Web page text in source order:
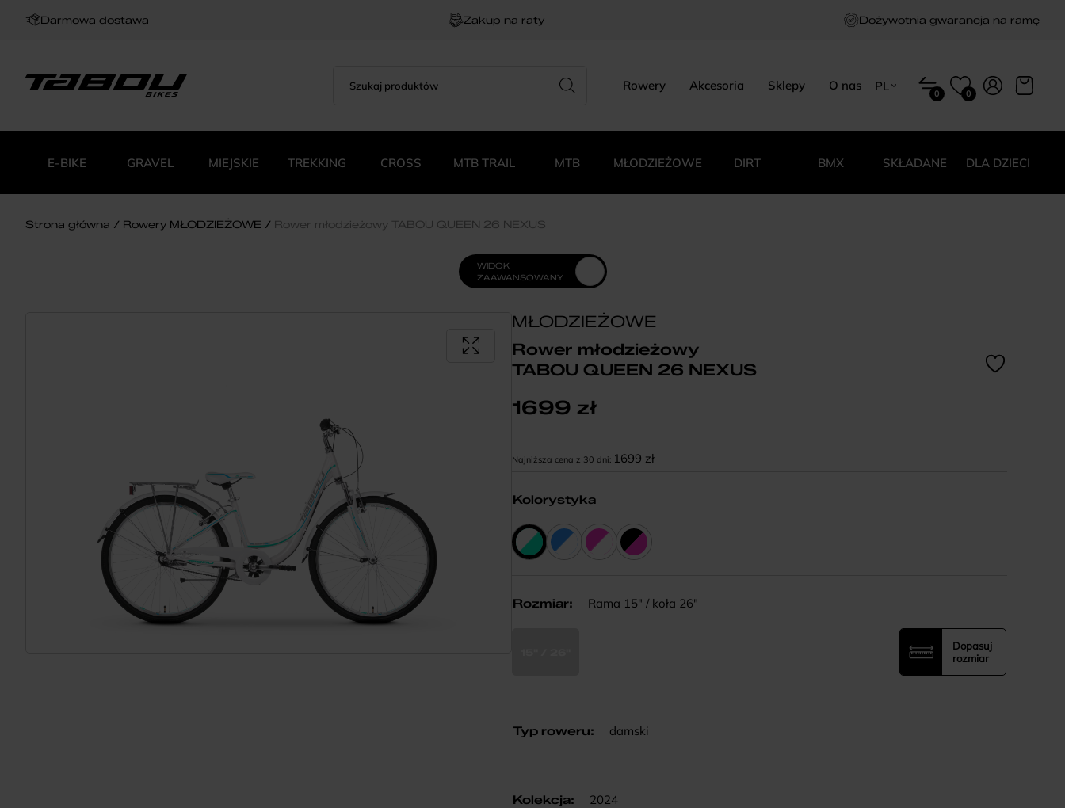
Darmowa dostawa Zakup na raty Dożywotnia gwarancja na ramę
produktów
Rowery Akcesoria Sklepy O nas
PL
0 0
E-BIKE GRAVEL MIEJSKIE TREKKING CROSS MTB TRAIL MTB MŁODZIEŻOWE DIRT BMX SKŁADANE DLA DZIECI
Strona główna Rowery MŁODZIEŻOWE Rower młodzieżowy TABOU QUEEN 26 NEXUS
WIDOK
ZAAWANSOWANY
MŁODZIEŻOWE
Rower młodzieżowy
TABOU QUEEN 26 NEXUS
1699 zł
Najniższa cena z 30 dni: 1699 zł
Kolorystyka
Rozmiar: Rama 15" / koła 26"
Dopasuj
rozmiar
Typ roweru: damski
Kolekcja: 2024